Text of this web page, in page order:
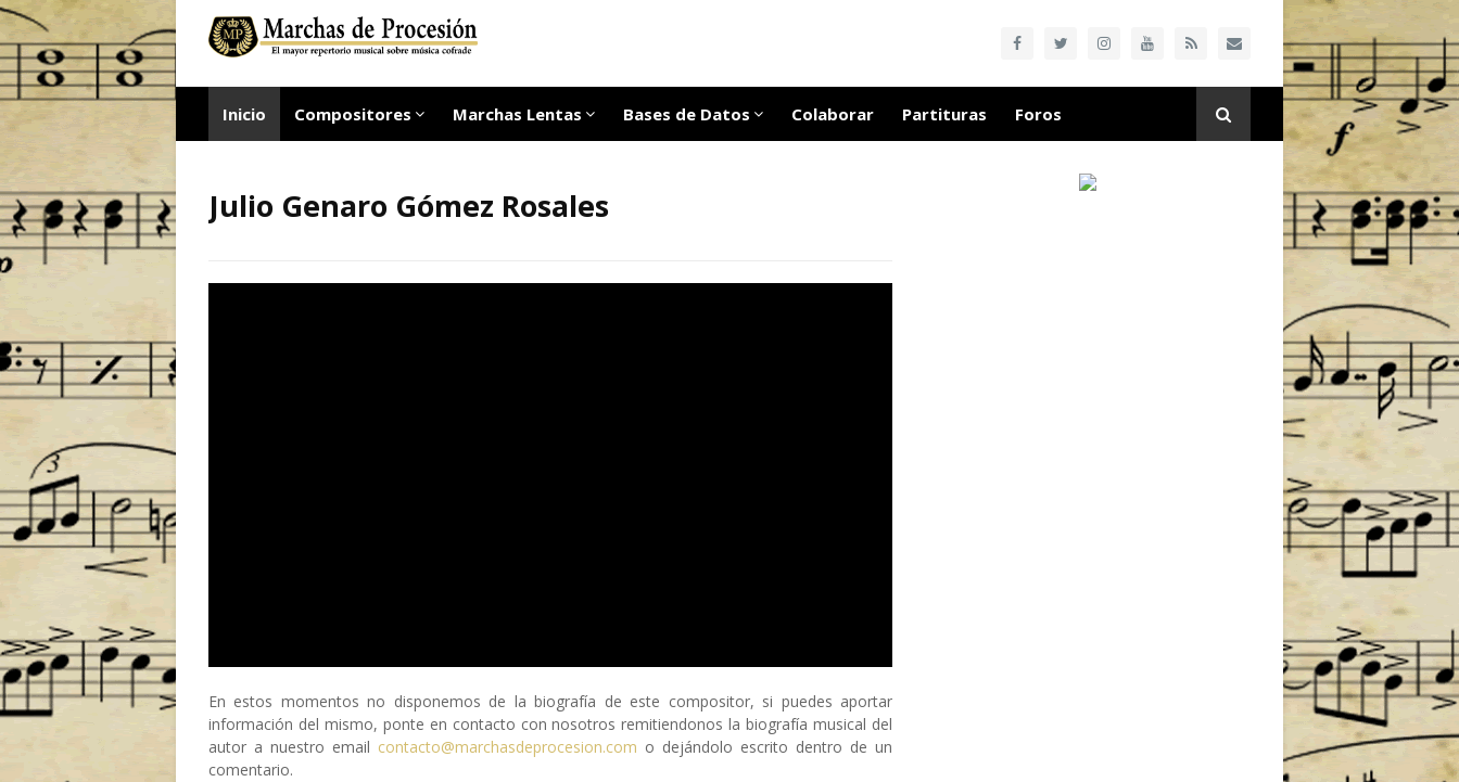
Inicio Compositores Marchas Lentas Bases de Datos Colaborar Partituras Foros
Julio Genaro Gómez Rosales
En estos momentos no disponemos de la biografía de este compositor, si puedes aportar
información del mismo, ponte en contacto con nosotros remitiendonos la biografía musical del
autor a nuestro email contacto@marchasdeprocesion.com o dejándolo escrito dentro de un
comentario.